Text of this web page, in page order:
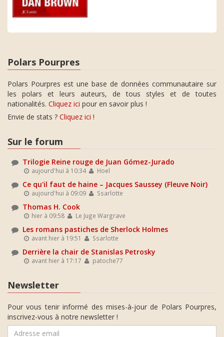
Polars Pourpres
Polars Pourpres est une base de données communautaire sur
les polars et leurs auteurs, de tous styles et de toutes
nationalités. Cliquez ici pour en savoir plus !
Envie de stats ? Cliquez ici !
Sur le forum
Trilogie Reine rouge de Juan Gómez-Jurado
aujourd'hui à 10:34 Hoel
Ce qu'il faut de haine – Jacques Saussey (Fleuve Noir)
aujourd'hui à 09:09 Ssarlotte
Thomas H. Cook
hier à 09:58 Le Juge Wargrave
Les romans pastiches de Sherlock Holmes
avant hier à 19:51 Ssarlotte
Derrière la chair de Stanislas Petrosky
avant hier à 17:17 patoche77
Newsletter
Pour vous tenir informé des mises-à-jour de Polars Pourpres,
inscrivez-vous à notre newsletter !